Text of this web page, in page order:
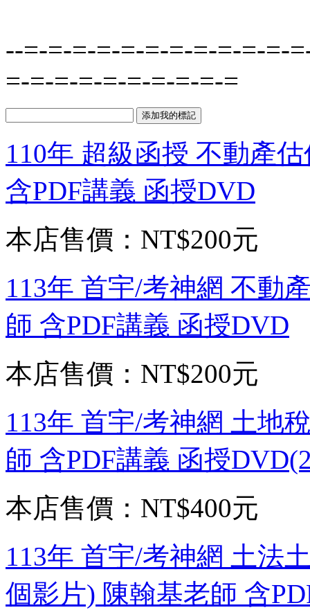
--=-=-=-=-=-=-=-=-=-=-=-
=-=-=-=-=-=-=-=-=-=
110年 超級函授 不動產
含PDF講義 函授DVD
本店售價： NT$200元
113年 首宇/考神網 不動
師 含PDF講義 函授DVD
本店售價： NT$200元
113年 首宇/考神網 土地
師 含PDF講義 函授
本店售價： NT$400元
113年 首宇/考神網 土法
個影片) 陳翰基老師 含